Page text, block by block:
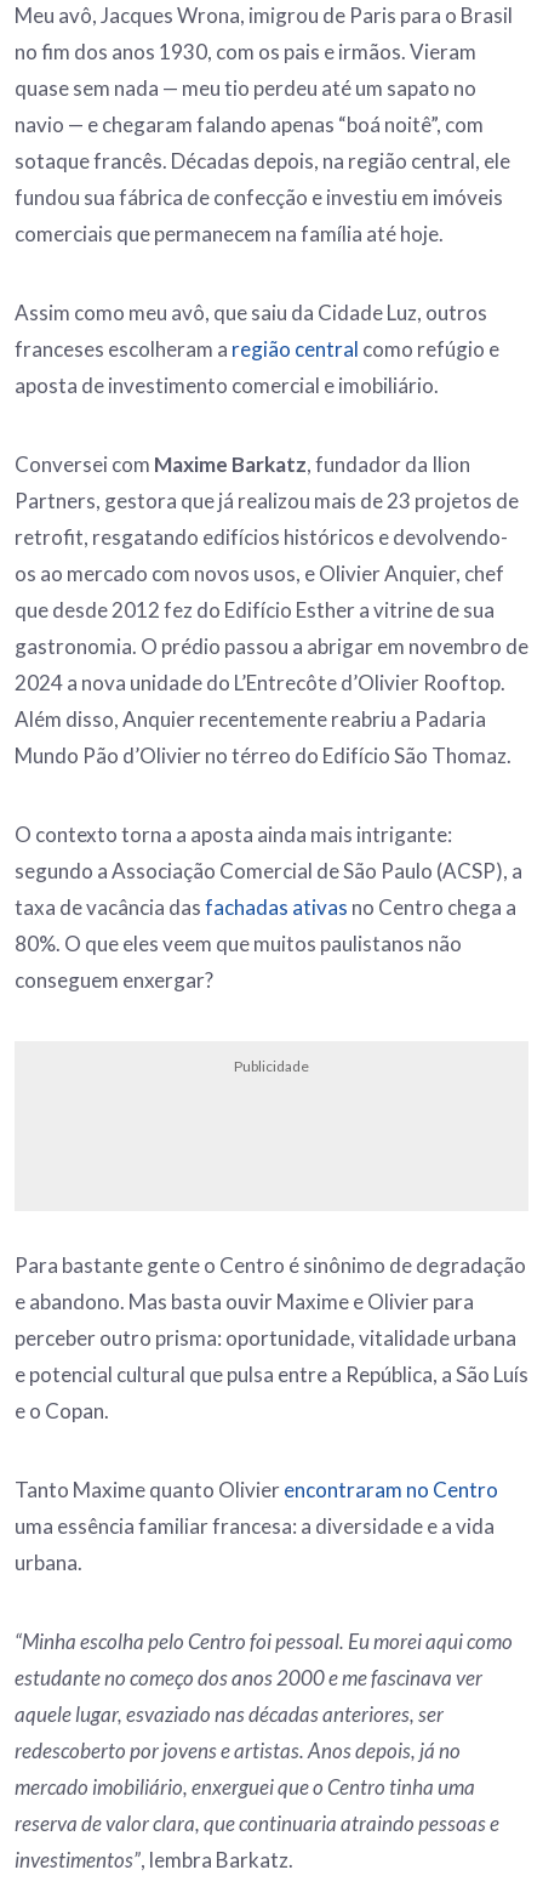
Meu avô, Jacques Wrona, imigrou de Paris para o Brasil
no fim dos anos 1930, com os pais e irmãos. Vieram
quase sem nada — meu tio perdeu até um sapato no
navio — e chegaram falando apenas “boá noitê”, com
sotaque francês. Décadas depois, na região central, ele
fundou sua fábrica de confecção e investiu em imóveis
comerciais que permanecem na família até hoje.
Assim como meu avô, que saiu da Cidade Luz, outros
franceses escolheram a região central como refúgio e
aposta de investimento comercial e imobiliário.
Conversei com Maxime Barkatz, fundador da Ilion
Partners, gestora que já realizou mais de 23 projetos de
retrofit, resgatando edifícios históricos e devolvendo-
os ao mercado com novos usos, e Olivier Anquier, chef
que desde 2012 fez do Edifício Esther a vitrine de sua
gastronomia. O prédio passou a abrigar em novembro de
2024 a nova unidade do L’Entrecôte d’Olivier Rooftop.
Além disso, Anquier recentemente reabriu a Padaria
Mundo Pão d’Olivier no térreo do Edifício São Thomaz.
O contexto torna a aposta ainda mais intrigante:
segundo a Associação Comercial de São Paulo (ACSP), a
taxa de vacância dasfachadas ativas no Centro chega a
80%. O que eles veem que muitos paulistanos não
conseguem enxergar?
Publicidade
Para bastante gente o Centro é sinônimo de degradação
e abandono. Mas basta ouvir Maxime e Olivier para
perceber outro prisma: oportunidade, vitalidade urbana
e potencial cultural que pulsa entre a República, a São Luís
e o Copan.
Tanto Maxime quanto Olivierencontraram no Centro
uma essência familiar francesa: a diversidade e a vida
urbana.
“Minha escolha pelo Centro foi pessoal. Eu morei aqui como
estudante no começo dos anos 2000 e me fascinava ver
aquele lugar, esvaziado nas décadas anteriores, ser
redescoberto por jovens e artistas. Anos depois, já no
mercado imobiliário, enxerguei que o Centro tinha uma
reserva de valor clara, que continuaria atraindo pessoas e
investimentos”, lembra Barkatz.